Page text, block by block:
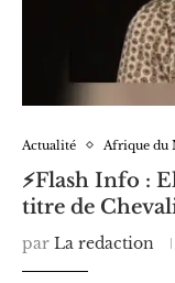
Actualité Afrique du
⚡️Flash Info :
titre de
par La redaction